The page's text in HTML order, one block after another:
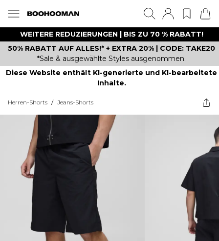
WEITERE REDUZIERUNGEN | BIS ZU 70 % RABATT!
50% RABATT AUF ALLES!* + EXTRA 20% | CODE: TAKE20
*Sale & ausgewählte Styles ausgenommen.
Diese Website enthält KI-generierte und KI-bearbeitete
Inhalte.
Herren-Shorts / Jeans-Shorts